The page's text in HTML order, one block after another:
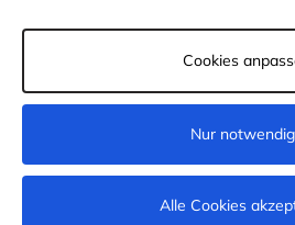
Kaufen
Treuekarten
Für Großhandelskunden
© 2011-2026
Cookies
Nur
Alle Cookies